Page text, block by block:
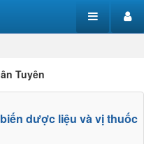
Tuyên
dược liệu và vị thuốc